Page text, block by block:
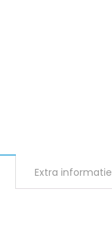
Extra informatie